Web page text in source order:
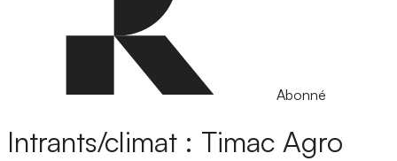
Abonné
Intrants/climat : Timac Agro